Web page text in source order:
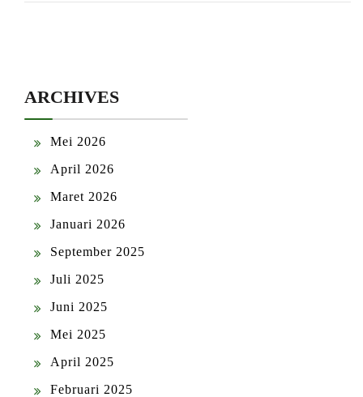
ARCHIVES
Mei 2026
April 2026
Maret 2026
Januari 2026
September 2025
Juli 2025
Juni 2025
Mei 2025
April 2025
Februari 2025